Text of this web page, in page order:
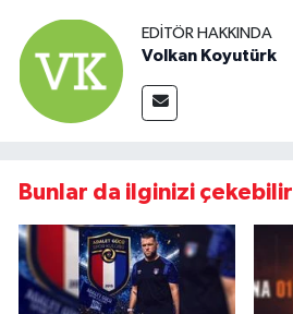
EDITÖR HAKKINDA
Volkan Koyutürk
Bunlar da ilginizi çekebilir